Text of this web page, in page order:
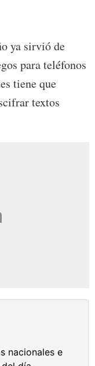
ya sirvió de
para teléfonos
tiene que
textos
nacionales e